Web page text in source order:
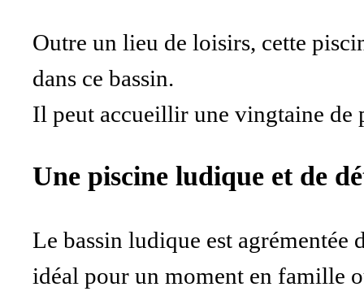
Outre un lieu de loisirs, cette
dans ce bassin.
Il peut accueillir une vingtaine de
Une piscine ludique et de
Le bassin ludique est agrémentée
idéal pour un moment en famille